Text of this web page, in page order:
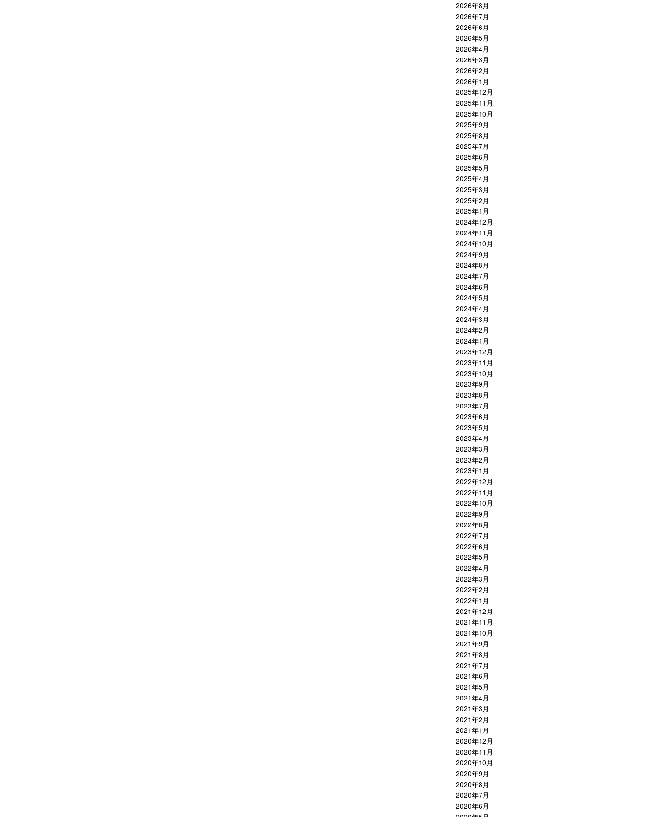
2026年8月
2026年7月
2026年6月
2026年5月
2026年4月
2026年3月
2026年2月
2026年1月
2025年12月
2025年11月
2025年10月
2025年9月
2025年8月
2025年7月
2025年6月
2025年5月
2025年4月
2025年3月
2025年2月
2025年1月
2024年12月
2024年11月
2024年10月
2024年9月
2024年8月
2024年7月
2024年6月
2024年5月
2024年4月
2024年3月
2024年2月
2024年1月
2023年12月
2023年11月
2023年10月
2023年9月
2023年8月
2023年7月
2023年6月
2023年5月
2023年4月
2023年3月
2023年2月
2023年1月
2022年12月
2022年11月
2022年10月
2022年9月
2022年8月
2022年7月
2022年6月
2022年5月
2022年4月
2022年3月
2022年2月
2022年1月
2021年12月
2021年11月
2021年10月
2021年9月
2021年8月
2021年7月
2021年6月
2021年5月
2021年4月
2021年3月
2021年2月
2021年1月
2020年12月
2020年11月
2020年10月
2020年9月
2020年8月
2020年7月
2020年6月